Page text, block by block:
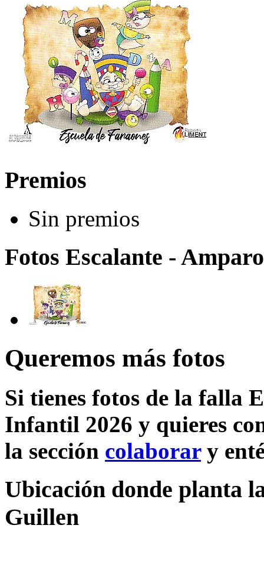
Premios
Sin premios
Fotos Escalante -
Queremos más fotos
Si tienes fotos de la falla
Infantil 2026 y quieres
la sección colaborary
Ubicación donde planta
Guillen